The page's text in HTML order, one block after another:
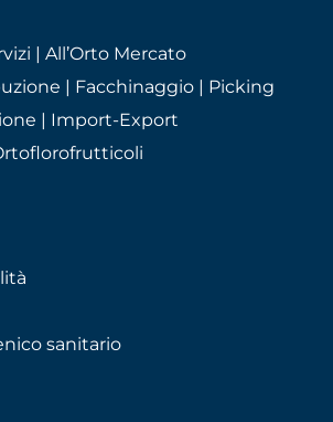
| All’Orto Mercato
| Facchinaggio | Picking
| Import-Export
sanitario